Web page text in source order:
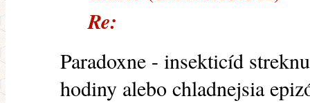
Re:
Paradoxne - insekticíd
hodiny alebo chladnejsia